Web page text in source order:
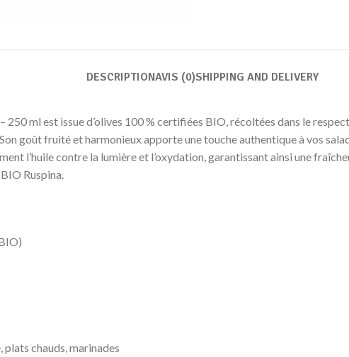
DESCRIPTIONAVIS (0)SHIPPING AND DELIVERY
250 ml est issue d’olives 100 % certifiées BIO, récoltées dans le
goût fruité et harmonieux apporte une touche authentique à vos
l’huile contre la lumière et l’oxydation, garantissant ainsi une
Ruspina.
chauds, marinades